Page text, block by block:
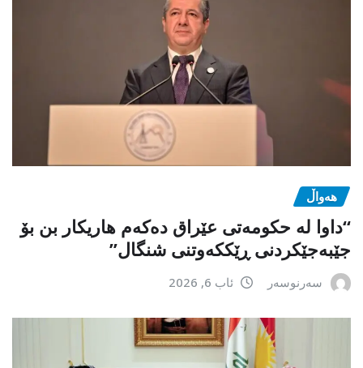
هەواڵ
“داوا لە حكومەتی عێراق دەكەم هاریكار بن بۆ
جێبەجێكردنی ڕێككەوتنی شنگال”
سەرنوسەر ئاب 6, 2026